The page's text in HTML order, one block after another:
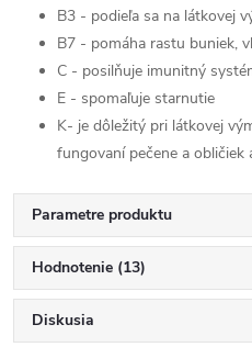
B3 - podieľa sa na látkovej
B7 - pomáha rastu buniek,
C - posilňuje imunitný
E - spomaľuje starnutie
K- je dôležitý pri látkovej
fungovaní pečene a
Parametre produktu
Hodnotenie (13)
Diskusia